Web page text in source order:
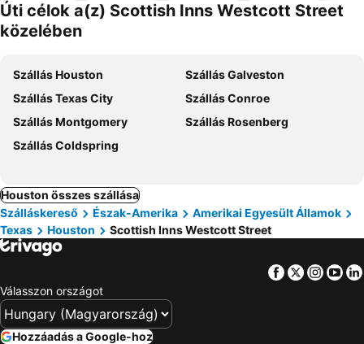
Úti célok a(z) Scottish Inns Westcott Street
közelében
Szállás Houston
Szállás Galveston
Szállás Texas City
Szállás Conroe
Szállás Montgomery
Szállás Rosenberg
Szállás Coldspring
Houston összes szállása
Szálláskereső
Észak-Amerika
Amerikai Egyesült Államok
Texas
Houston Scottish Inns Westcott Street
Facebook
Twitter
Válasszon országot
Hozzáadás a Google-hoz